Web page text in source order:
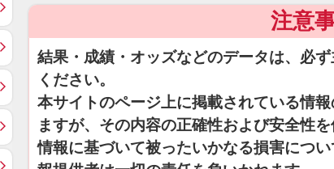
注意
結果・成績・オッズなどのデータは、必
ください。
本サイトのページ上に掲載されている情
ますが、その内容の正確性および安全性
情報に基づいて被ったいかなる損害につ